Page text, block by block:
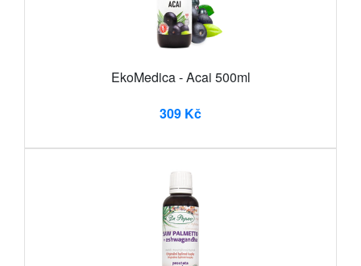
EkoMedica - Acai 500ml
309 Kč